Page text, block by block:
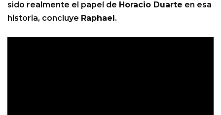
sido realmente el papel de Horacio Duarte en esa
historia, concluye Raphael.